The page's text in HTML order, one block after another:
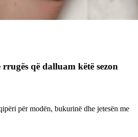
që dalluam këtë sezon
për modën, bukurinë dhe jetesën me